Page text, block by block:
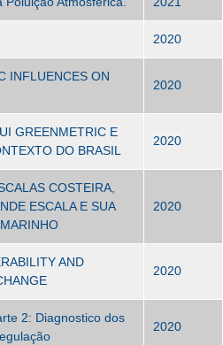
2020
INFLUENCES ON
2020
GREENMETRIC E
DO BRASIL
2020
COSTEIRA,
ESCALA E SUA
2020
AND
2020
2: Diagnostico dos
2020